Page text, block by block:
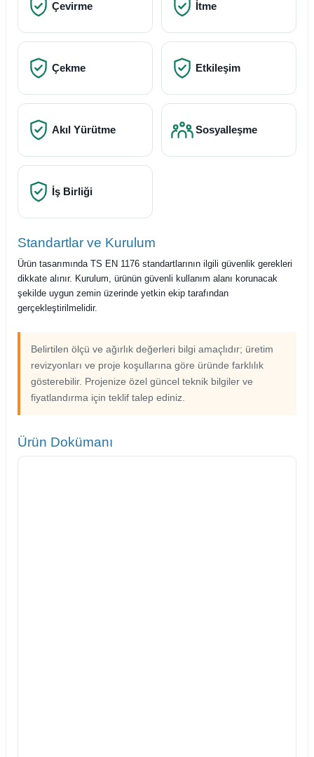
Çevirme İtme
Çekme Etkileşim
Akıl Yürütme Sosyalleşme
İş Birliği
Standartlar ve Kurulum
Ürün tasarımında TS EN 1176 standartlarının ilgili güvenlik gerekleri
dikkate alınır. Kurulum, ürünün güvenli kullanım alanı korunacak
şekilde uygun zemin üzerinde yetkin ekip tarafından
gerçekleştirilmelidir.
Belirtilen ölçü ve ağırlık değerleri bilgi amaçlıdır; üretim
revizyonları ve proje koşullarına göre üründe farklılık
gösterebilir. Projenize özel güncel teknik bilgiler ve
fiyatlandırma için teklif talep ediniz.
Ürün Dokümanı